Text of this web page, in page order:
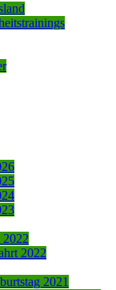
2022
2022
2021